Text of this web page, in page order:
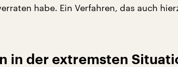
habe. Ein Verfahren, das auch
in der extremsten